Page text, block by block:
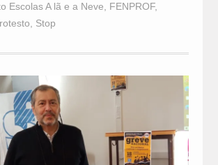
Escolas A lã e a Neve, FENPROF,
, Stop